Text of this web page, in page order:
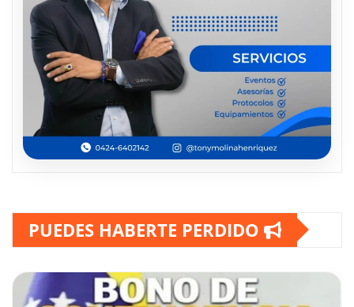
PUEDES HABERTE PERDIDO